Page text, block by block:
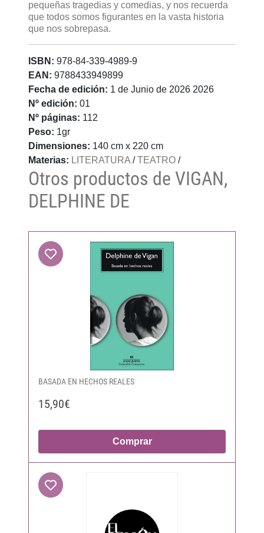
pequeñas tragedias y comedias, y nos recuerda
que todos somos figurantes en la vasta historia
que nos sobrepasa.
ISBN: 978-84-339-4989-9
EAN: 9788433949899
Fecha de edición: 1 de Junio de 2026 2026
Nº edición: 01
Nº páginas: 112
Peso: 1gr
Dimensiones: 140 cm x 220 cm
Materias: LITERATURA /TEATRO /
Otros productos de VIGAN,
DELPHINE DE
BASADA EN HECHOS REALES
15,90€
Comprar